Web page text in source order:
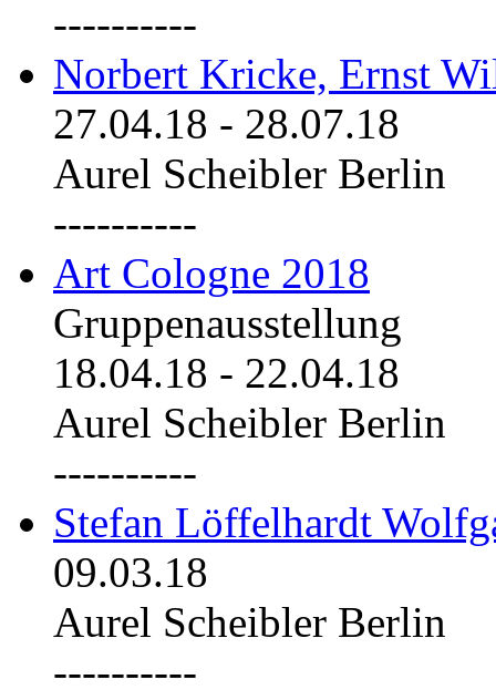
----------
Norbert Kricke, Ernst
27.04.18 - 28.07.18
Aurel Scheibler Berlin
----------
Art Cologne 2018
Gruppenausstellung
18.04.18 - 22.04.18
Aurel Scheibler Berlin
----------
Stefan Löffelhardt
09.03.18
Aurel Scheibler Berlin
----------